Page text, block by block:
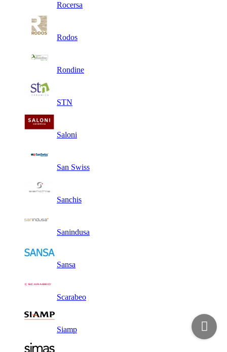
Rocersa
Rodos
Rondine
STN
Saloni
San Swiss
Sanchis
Sanindusa
Sansa
Scarabeo
Siamp